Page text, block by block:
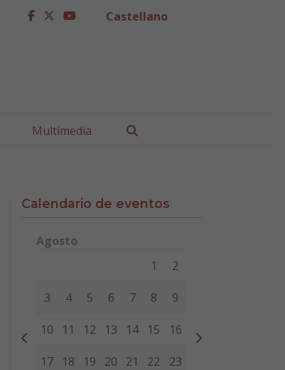
facebook
twitter
youtubeCastellano
Multimedia
Calendario de eventos
Agosto
Miércoles Jueves
1 2
3 4 5 6 7 8 9
10 11 12 13 14 15 16
17 18 19 20 21 22 23